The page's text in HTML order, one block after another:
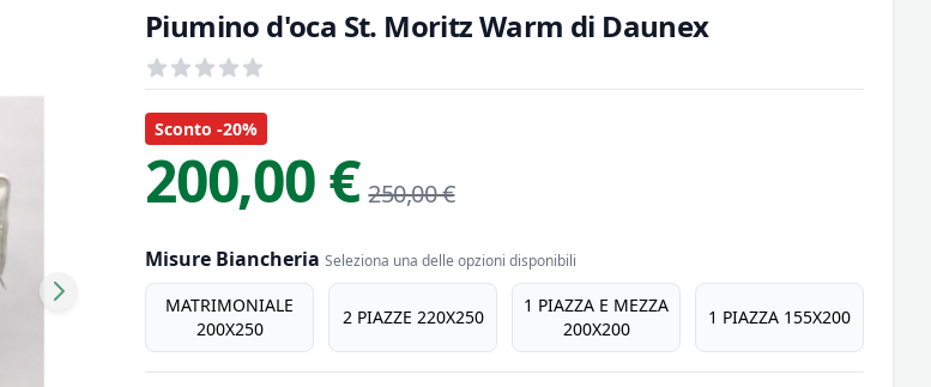
Piumino d'oca St. Moritz Warm di Daunex
Recensioni
out of 5 stars
Informazioni Prodotto
Descrizione riassuntiva
Sconto -20%
200,00 € 250,00 €
Misure Biancheria Seleziona una delle opzioni disponibili
misure biancheria
MATRIMONIALE
200X250
2 PIAZZE 220X250
1 PIAZZA E MEZZA
200X200
1 PIAZZA 155X200